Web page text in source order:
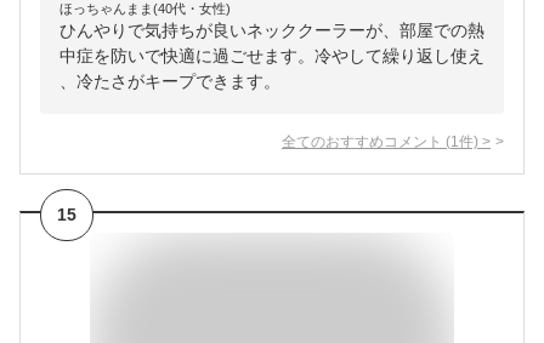
ほっちゃんまま(40代・女性)
ひんやりで気持ちが良いネッククーラーが、部屋での熱
中症を防いで快適に過ごせます。冷やして繰り返し使え
、冷たさがキープできます。
全てのおすすめコメント (1 件) >
15